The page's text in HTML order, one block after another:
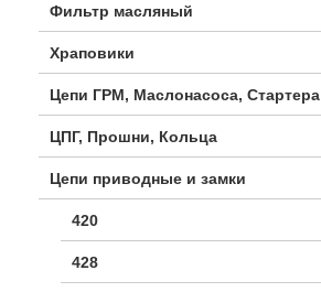
Фильтр масляный
Храповики
Цепи ГРМ, Маслонасоса, Стартера
ЦПГ, Прошни, Кольца
Цепи приводные и замки
420
428